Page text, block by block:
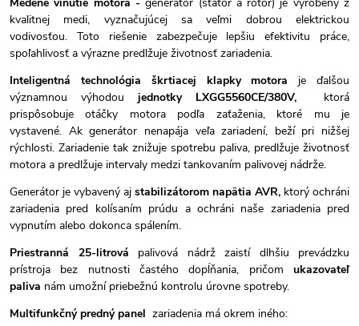
kvalitnej medi, vyznačujúcej sa veľmi dobrou elektrickou
vodivosťou. Toto riešenie zabezpečuje lepšiu efektivitu práce,
spoľahlivosť a výrazne predlžuje životnosť zariadenia.
Inteligentná technológia škrtiacej klapky motora je ďalšou
významnou výhodou jednotky LXGG5560CE/380V, ktorá
prispôsobuje otáčky motora podľa zaťaženia, ktoré mu je
vystavené. Ak generátor nenapája veľa zariadení, beží pri nižšej
rýchlosti. Zariadenie tak znižuje spotrebu paliva, predlžuje životnosť
motora a predlžuje intervaly medzi tankovaním palivovej nádrže.
Generátor je vybavený aj stabilizátorom napätia AVR, ktorý ochráni
zariadenia pred kolísaním prúdu a ochráni naše zariadenia pred
vypnutím alebo dokonca spálením.
Priestranná 25-litrová palivová nádrž zaistí dlhšiu prevádzku
prístroja bez nutnosti častého dopĺňania, pričom ukazovateľ
paliva nám umožní priebežnú kontrolu úrovne spotreby.
Multifunkčný predný panel zariadenia má okrem iného: